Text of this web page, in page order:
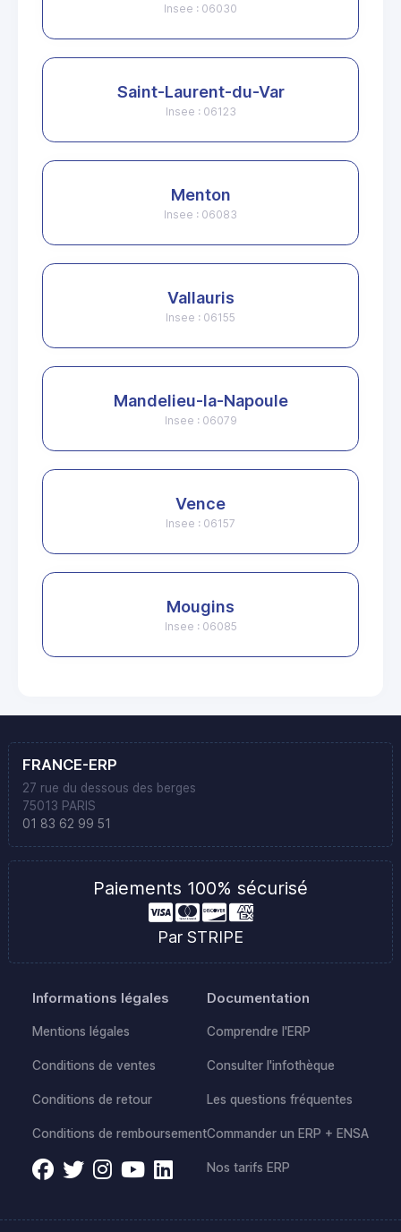
Insee : 06030
Saint-Laurent-du-Var
Insee : 06123
Menton
Insee : 06083
Vallauris
Insee : 06155
Mandelieu-la-Napoule
Insee : 06079
Vence
Insee : 06157
Mougins
Insee : 06085
FRANCE-ERP
27 rue du dessous des berges
75013 PARIS
01 83 62 99 51
Paiements 100% sécurisé
Par STRIPE
Informations légales
Mentions légales
Conditions de ventes
Conditions de retour
Conditions de remboursement
Documentation
Comprendre l'ERP
Consulter l'infothèque
Les questions fréquentes
Commander un ERP + ENSA
Nos tarifs ERP